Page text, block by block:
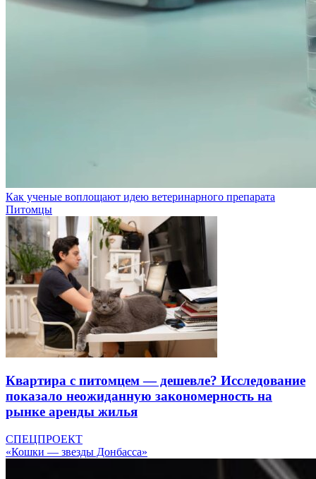
Как ученые воплощают идею ветеринарного препарата
Питомцы
Квартира с питомцем — дешевле? Исследование
показало неожиданную закономерность на
рынке аренды жилья
СПЕЦПРОЕКТ
«Кошки — звезды Донбасса»